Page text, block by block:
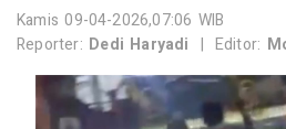
Kamis 09-04-2026,07:06 WIB
Reporter: Dedi Haryadi | Editor: